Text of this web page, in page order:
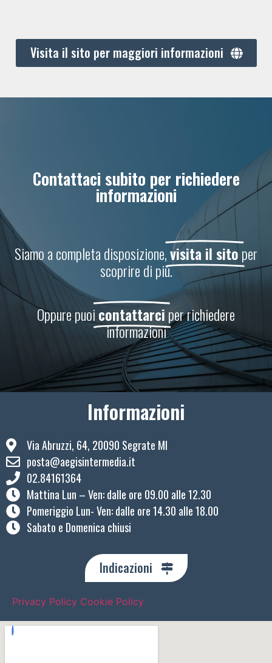
Visita il sito per maggiori informazioni
Contattaci subito per richiedere
informazioni
Siamo a completa disposizione,visita il sitoper
scoprire di più.
Oppure puoicontattarciper richiedere
informazioni
Informazioni
Via Abruzzi, 64, 20090 Segrate MI
posta@aegisintermedia.it
02.84161364
Mattina Lun – Ven: ​dalle ore 09.00 alle 12.30
Pomeriggio Lun- Ven: dalle ore 14.30 alle 18.00
Sabato e Domenica chiusi
Indicazioni
Privacy Policy Cookie Policy